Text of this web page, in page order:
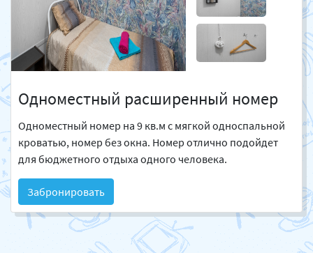
Одноместный расширенный номер
Одноместный номер на 9 кв.м с мягкой односпальной
кроватью, номер без окна. Номер отлично подойдет
для бюджетного отдыха одного человека.
Забронировать